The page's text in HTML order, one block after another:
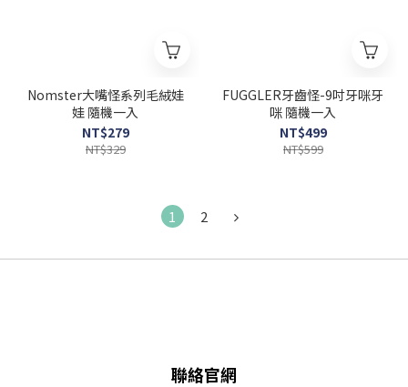
Nomster大嘴怪系列毛絨娃
娃 隨機一入
NT$279
NT$329
FUGGLER牙齒怪-9吋牙咪牙
咪 隨機一入
NT$499
NT$599
1 2
聯絡官網